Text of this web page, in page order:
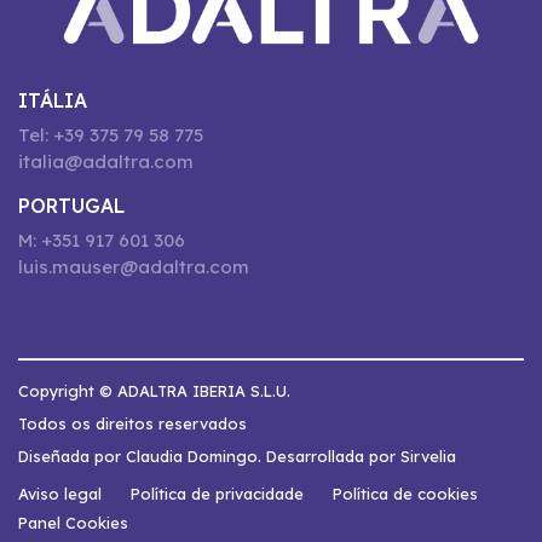
ITÁLIA
Tel: +39 375 79 58 775
italia@adaltra.com
PORTUGAL
M: +351 917 601 306
luis.mauser@adaltra.com
Copyright © ADALTRA IBERIA S.L.U.
Todos os direitos reservados
Diseñada por Claudia Domingo. Desarrollada por Sirvelia
Aviso legal
Política de privacidade
Política de cookies
Panel Cookies